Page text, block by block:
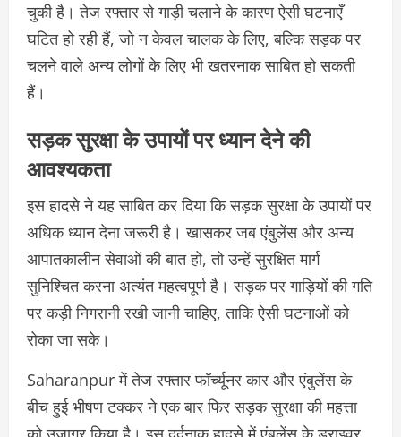
चुकी है। तेज रफ्तार से गाड़ी चलाने के कारण ऐसी घटनाएँ
घटित हो रही हैं, जो न केवल चालक के लिए, बल्कि सड़क पर
चलने वाले अन्य लोगों के लिए भी खतरनाक साबित हो सकती
हैं।
सड़क सुरक्षा के उपायों पर ध्यान देने की
आवश्यकता
इस हादसे ने यह साबित कर दिया कि सड़क सुरक्षा के उपायों पर
अधिक ध्यान देना जरूरी है। खासकर जब एंबुलेंस और अन्य
आपातकालीन सेवाओं की बात हो, तो उन्हें सुरक्षित मार्ग
सुनिश्चित करना अत्यंत महत्वपूर्ण है। सड़क पर गाड़ियों की गति
पर कड़ी निगरानी रखी जानी चाहिए, ताकि ऐसी घटनाओं को
रोका जा सके।
Saharanpur में तेज रफ्तार फॉर्च्यूनर कार और एंबुलेंस के
बीच हुई भीषण टक्कर ने एक बार फिर सड़क सुरक्षा की महत्ता